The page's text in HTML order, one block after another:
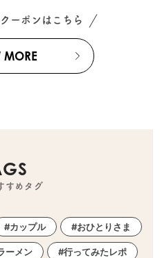
ーポンはこちら
MORE
すめタグ
カップル おひとりさま
ーメン 行ってみたレポ